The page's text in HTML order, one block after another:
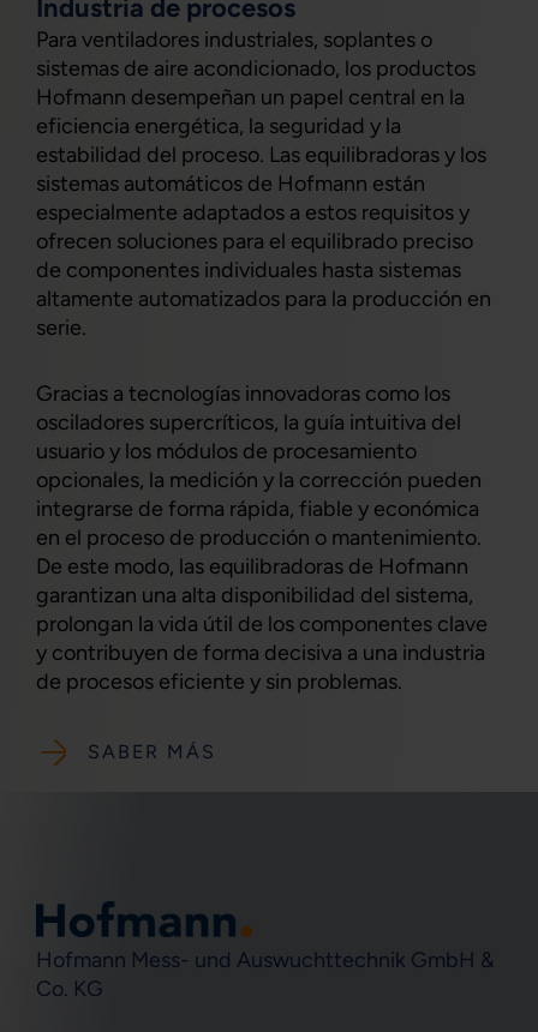
Industria de procesos
Para ventiladores industriales, soplantes o
sistemas de aire acondicionado, los productos
Hofmann desempeñan un papel central en la
eficiencia energética, la seguridad y la
estabilidad del proceso. Las equilibradoras y los
sistemas automáticos de Hofmann están
especialmente adaptados a estos requisitos y
ofrecen soluciones para el equilibrado preciso
de componentes individuales hasta sistemas
altamente automatizados para la producción en
serie.
Gracias a tecnologías innovadoras como los
osciladores supercríticos, la guía intuitiva del
usuario y los módulos de procesamiento
opcionales, la medición y la corrección pueden
integrarse de forma rápida, fiable y económica
en el proceso de producción o mantenimiento.
De este modo, las equilibradoras de Hofmann
garantizan una alta disponibilidad del sistema,
prolongan la vida útil de los componentes clave
y contribuyen de forma decisiva a una industria
de procesos eficiente y sin problemas.
SABER MÁS
Hofmann Mess- und Auswuchttechnik GmbH &
Co. KG